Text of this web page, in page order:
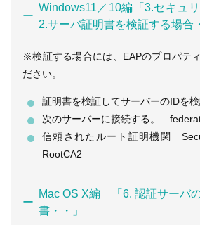
Windows11／10編「3.セキュ
2.サーバ証明書を検証する場合
※検証する場合には、EAPのプロパテ
ださい。
証明書を検証してサーバーのIDを
次のサーバーに接続する。
信頼されたルート証明機関
RootCA2
Mac OS X編 「6. 認証サーバ
書・・」